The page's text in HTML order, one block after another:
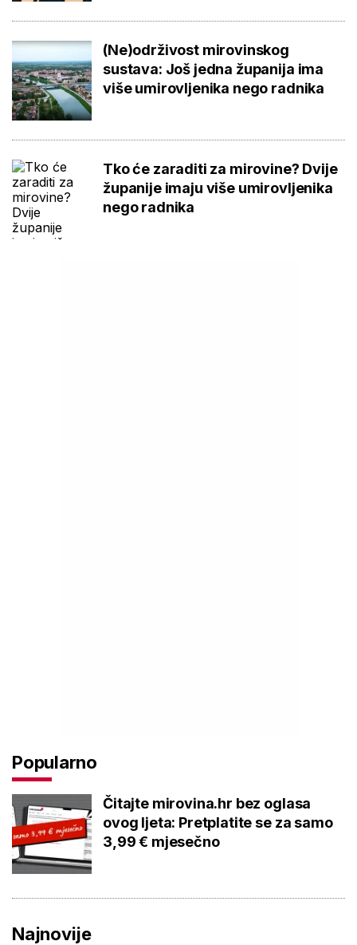
(Ne)održivost mirovinskog
sustava: Još jedna županija ima
više umirovljenika nego radnika
Tko će zaraditi za mirovine? Dvije
županije imaju više umirovljenika
nego radnika
Popularno
Čitajte mirovina.hr bez oglasa
ovog ljeta: Pretplatite se za samo
3,99 € mjesečno
Najnovije